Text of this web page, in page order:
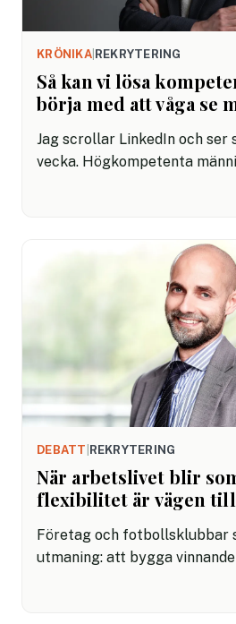
KRÖNIKA| REKRYTERING
Så kan vi lösa
börja med att våga se
Jag scrollar LinkedIn och ser
vecka. Högkompetenta
Andra i år. Och det förbryllar
DEBATT REKRYTERING
När arbetslivet blir
flexibilitet är vägen
Företag och fotbollsklubbar
utmaning: att bygga
in rätt specialister vid rätt